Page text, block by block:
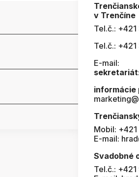
v Trenčíne
Tel.č.:
Tel.č.:
E-mail:
sekretariát
informácie
Mobil:
E-mail:
Svadobné
Tel.č.: